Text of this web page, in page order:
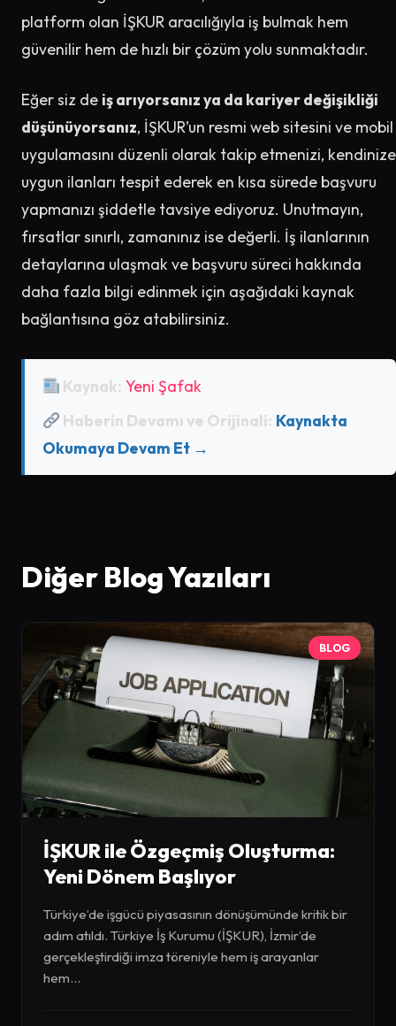
platform olan İŞKUR aracılığıyla iş bulmak hem
güvenilir hem de hızlı bir çözüm yolu sunmaktadır.
Eğer siz de iş arıyorsanız ya da kariyer değişikliği
düşünüyorsanız, İŞKUR’un resmi web sitesini ve mobil
uygulamasını düzenli olarak takip etmenizi, kendinize
uygun ilanları tespit ederek en kısa sürede başvuru
yapmanızı şiddetle tavsiye ediyoruz. Unutmayın,
fırsatlar sınırlı, zamanınız ise değerli. İş ilanlarının
detaylarına ulaşmak ve başvuru süreci hakkında
daha fazla bilgi edinmek için aşağıdaki kaynak
bağlantısına göz atabilirsiniz.
Kaynak: Yeni Şafak
Haberin Devamı ve Orijinali: Kaynakta
Okumaya Devam Et →
Diğer Blog Yazıları
BLOG
İŞKUR ile Özgeçmiş Oluşturma:
Yeni Dönem Başlıyor
Türkiye’de işgücü piyasasının dönüşümünde kritik bir
adım atıldı. Türkiye İş Kurumu (İŞKUR), İzmir’de
gerçekleştirdiği imza töreniyle hem iş arayanlar
hem...